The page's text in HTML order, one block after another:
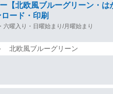
【北欧風ブルーグリーン・は
ード・印刷
曜入り・日曜始まり/月曜始まり
北欧風ブルーグリーン